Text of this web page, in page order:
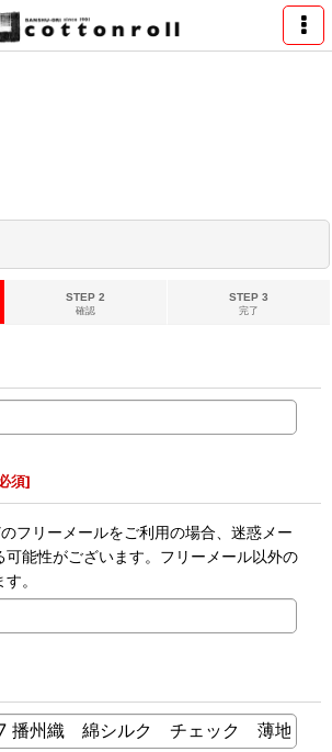
STEP 2
確認
STEP 3
完了
須]
フリーメールをご利用の場合、迷惑メー
可能性がございます。フリーメール以外の
。